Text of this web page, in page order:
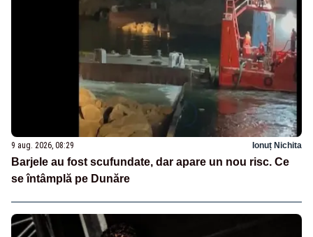
9 aug. 2026, 08:29 Ionuț Nichita
Barjele au fost scufundate, dar apare un nou risc. Ce
se întâmplă pe Dunăre